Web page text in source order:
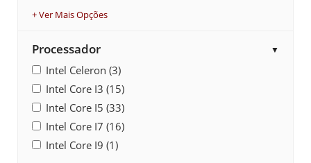
+ Ver Mais Opções
Processador ▼
Intel Celeron (3)
Intel Core I3 (15)
Intel Core I5 (33)
Intel Core I7 (16)
Intel Core I9 (1)